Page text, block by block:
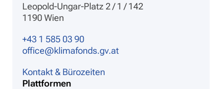
Leopold-Ungar-Platz 2 / 1 / 142
1190 Wien
+43 1 585 03 90
office@klimafonds.gv.at
Kontakt & Bürozeiten
Plattformen